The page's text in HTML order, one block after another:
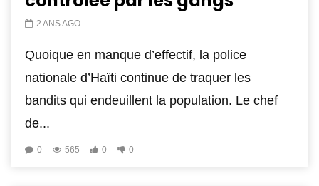
2 ANS AGO
Quoique en manque d’effectif, la police
nationale d’Haïti continue de traquer les
bandits qui endeuillent la population. Le chef
de...
0 565 0 0